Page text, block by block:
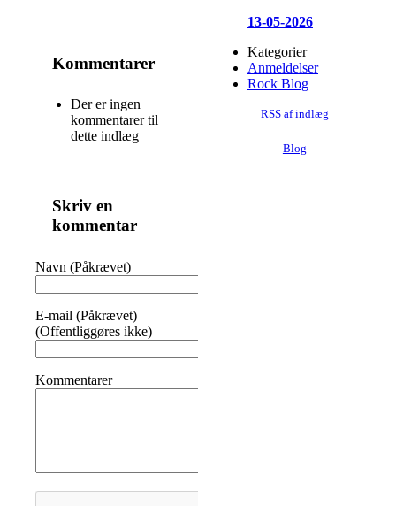
Kommentarer
Der er ingen
kommentarer til
dette indlæg
Skriv en
kommentar
Navn (Påkrævet)
E-mail (Påkrævet)
(Offentliggøres ikke)
Kommentarer
13-05-2026
Kategorier
Anmeldelser
Rock Blog
RSS af indlæg
Blog